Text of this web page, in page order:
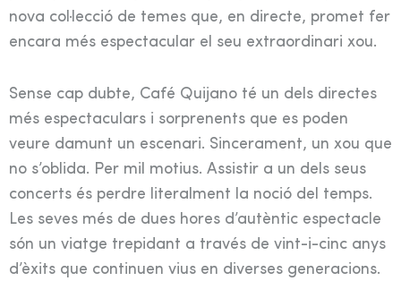
nova col·lecció de temes que, en directe, promet fer
encara més espectacular el seu extraordinari xou.
Sense cap dubte, Café Quijano té un dels directes
més espectaculars i sorprenents que es poden
veure damunt un escenari. Sincerament, un xou que
no s’oblida. Per mil motius. Assistir a un dels seus
concerts és perdre literalment la noció del temps.
Les seves més de dues hores d’autèntic espectacle
són un viatge trepidant a través de vint-i-cinc anys
d’èxits que continuen vius en diverses generacions.